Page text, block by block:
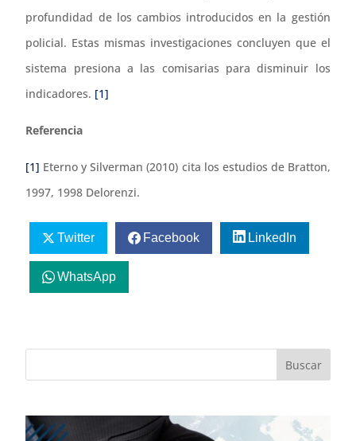
profundidad de los cambios introducidos en la gestión
policial. Estas mismas investigaciones concluyen que el
sistema presiona a las comisarias para disminuir los
indicadores. [1]
Referencia
[1] Eterno y Silverman (2010) cita los estudios de Bratton,
1997, 1998 Delorenzi.
Twitter Facebook LinkedIn
WhatsApp